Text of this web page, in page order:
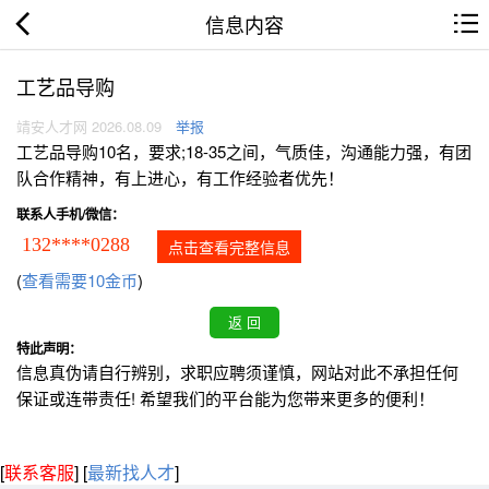
信息内容
工艺品导购
靖安人才网 2026.08.09 举报
工艺品导购10名，要求;18-35之间，气质佳，沟通能力强，有团
队合作精神，有上进心，有工作经验者优先！
联系人手机/微信：
132****0288 点击查看完整信息
(查看需要10金币)
特此声明：
信息真伪请自行辨别，求职应聘须谨慎，网站对此不承担任何
保证或连带责任! 希望我们的平台能为您带来更多的便利！
[联系客服] [最新找人才]